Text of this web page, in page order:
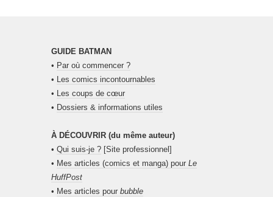
GUIDE BATMAN
• Par où commencer ?
•
Les comics incontournables
•
Les coups de cœur
• Dossiers & informations utiles
À DÉCOUVRIR (du même auteur)
• Qui suis-je ? [Site professionnel]
• Mes articles (comics et manga) pour Le
HuffPost
• Mes articles pour bubble